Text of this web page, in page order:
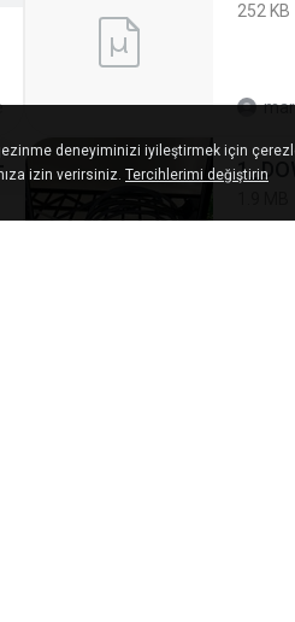
252 KB
deneyiminizi iyileştirmek için
izin verirsiniz. Tercihlerimi değiştirin